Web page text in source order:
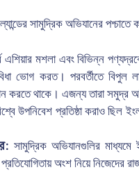
সামুদ্রিক অভিযানের
এশিয়ার মশলা এবং বিভিন্ন
ভোগ করত। পরবর্তীতে
করতে থাকে। এজন্য তারা সমুদ্র
উপনিবেশ প্রতিষ্ঠা করাও ছিল
সামুদ্রিক অভিযানগুলির মাধ্যমে
অংশ নিয়ে নিজেদের